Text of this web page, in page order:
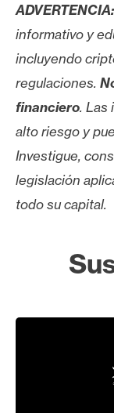
ADVERTENCIA:
informativo y
incluyendo
regulaciones.
financiero. Las
alto riesgo y
Investigue,
legislación
todo su capital.